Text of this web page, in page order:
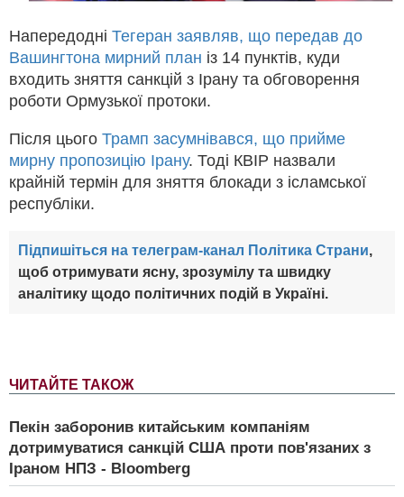
ЧИТАЙТЕ ТАКОЖ
Пекін заборонив китайським компаніям
дотримуватися санкцій США проти пов'язаних з
Іраном НПЗ - Bloomberg
Напередодні Тегеран заявляв, що передав до
Вашингтона мирний план із 14 пунктів, куди
входить зняття санкцій з Ірану та обговорення
роботи Ормузької протоки.
Після цього Трамп засумнівався, що прийме
мирну пропозицію Ірану. Тоді КВІР назвали
крайній термін для зняття блокади з ісламської
республіки.
Підпишіться на телеграм-канал Політика Страни,
щоб отримувати ясну, зрозумілу та швидку
аналітику щодо політичних подій в Україні.